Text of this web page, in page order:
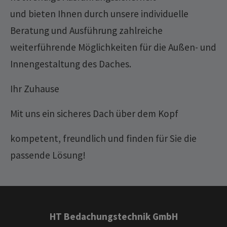
und bieten Ihnen durch unsere individuelle
Beratung und Ausführung zahlreiche
weiterführende Möglichkeiten für die Außen- und
Innengestaltung des Daches.
Ihr Zuhause
Mit uns ein sicheres Dach über dem Kopf
kompetent, freundlich und finden für Sie die
passende Lösung!
HT Bedachungstechnik GmbH